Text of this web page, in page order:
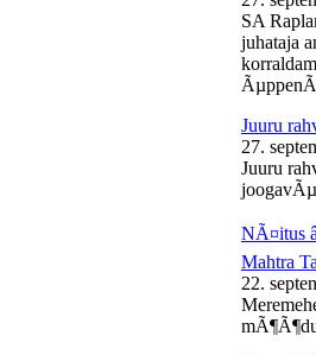
SA
juhataja
Juuru
27.
Juuru
NÃ¤itus
Mahtra
22.